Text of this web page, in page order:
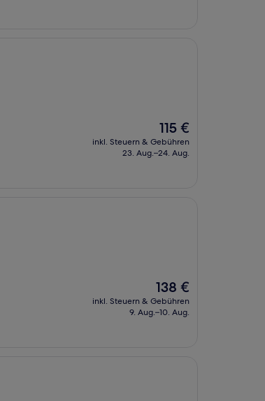
Der
Preis
beträgt
115 €
inkl. Steuern & Gebühren
23. Aug.–24. Aug.
Der
Preis
beträgt
138 €
inkl. Steuern & Gebühren
9. Aug.–10. Aug.